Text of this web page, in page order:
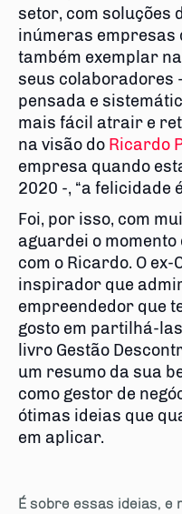
setor, com soluções
inúmeras empresas
também exemplar
seus colaboradores
pensada e
mais fácil atrair e
na visão do Ricardo
empresa quando
2020 -, “a felicidade
Foi, por isso, com
aguardei o
com o Ricardo. O ex-
inspirador que
empreendedor que
gosto em partilhá-
livro Gestão
um resumo da sua
como gestor de
ótimas ideias que
em aplicar.
É sobre essas ideias, e